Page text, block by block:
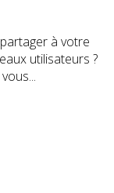
à votre
utilisateurs ?